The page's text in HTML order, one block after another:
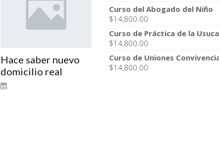
Hace saber nuevo
domicilio real
Curso del Abogado del Niño
$14,800.00
Curso de Práctica de la
$14,800.00
Curso de Uniones
$14,800.00